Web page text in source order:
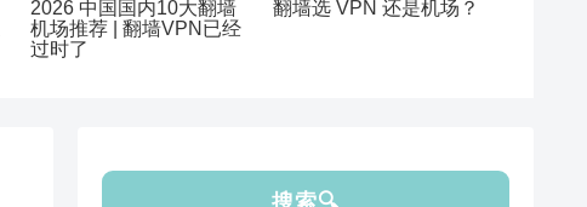
2026 中国国内10大翻墙
机场推荐 | 翻墙VPN已经
过时了
翻墙选 VPN 还是机场？